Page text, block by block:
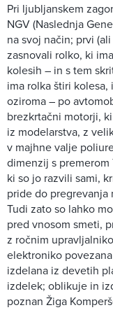
Pri ljubljanskem
NGV (Naslednja
na svoj način; prvi
zasnovali rolko, ki
kolesih – in s tem
ima rolka štiri
oziroma – po
brezkrtačni motorji,
iz modelarstva, z
v majhne valje
dimenzij s premerom
ki so jo razvili sami,
pride do
Tudi zato so lahko
pred vnosom smeti,
z ročnim
elektroniko
izdelana iz devetih
izdelek; oblikuje in
poznan Žiga